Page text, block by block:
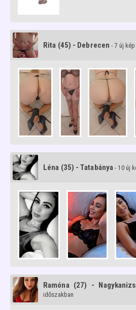
Rita (45) - Debrecen - 7 új
Léna (35) - Tatabánya - 10 új
Ramóna (27) -
időszakban